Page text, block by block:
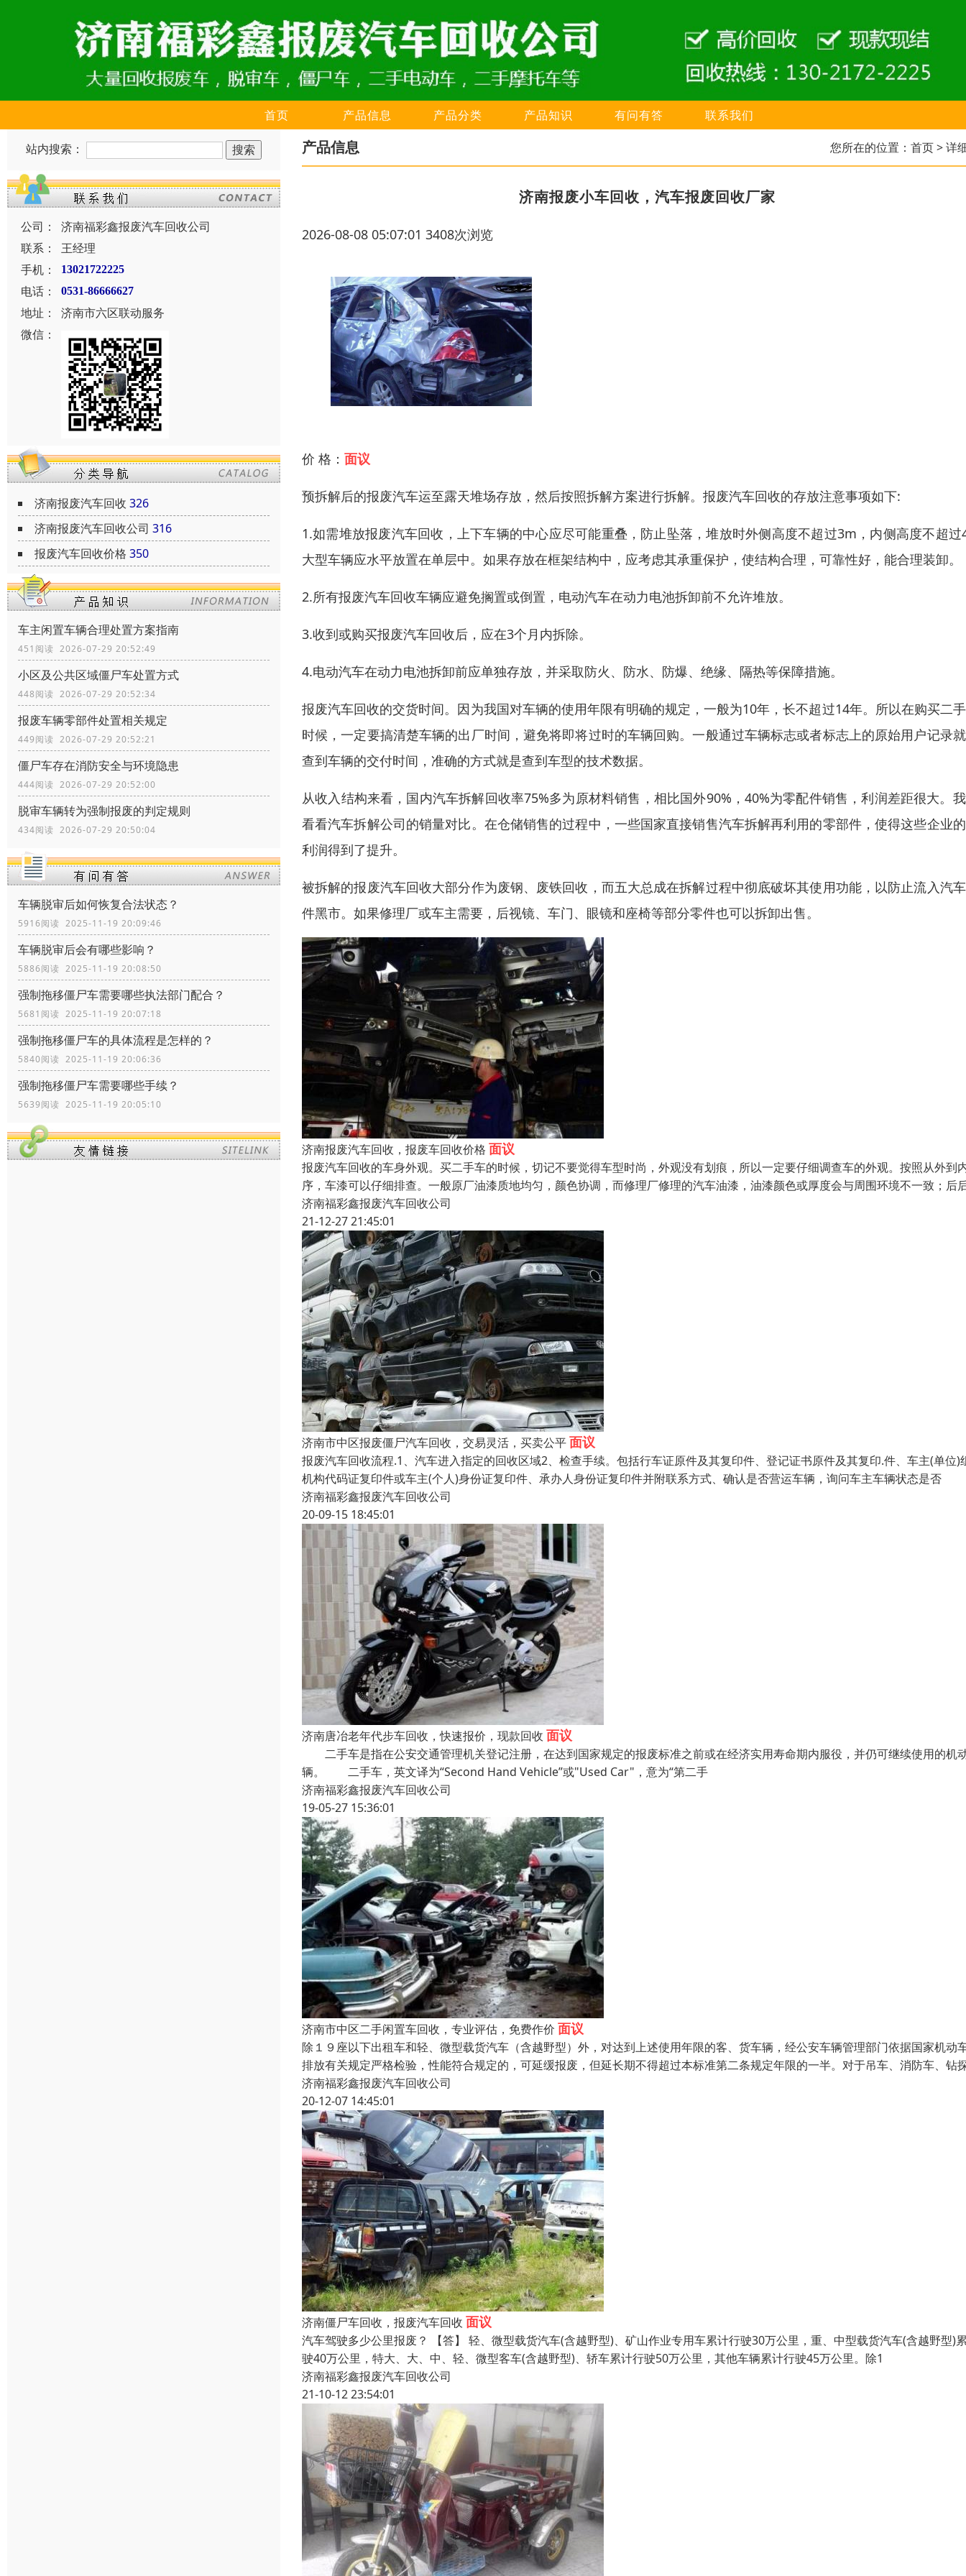
首页 产品信息 产品分类 产品知识 有问有答 联系我们
站内搜索：
公司：
济南福彩鑫报废汽车回收公司
联系：
王经理
手机：
13021722225
电话： 0531-86666627
地址：
济南市六区联动服务
微信：
济南报废汽车回收 326
济南报废汽车回收公司 316
报废汽车回收价格 350
车主闲置车辆合理处置方案指南
451阅读 2026-07-29 20:52:49
小区及公共区域僵尸车处置方式
448阅读 2026-07-29 20:52:34
报废车辆零部件处置相关规定
449阅读 2026-07-29 20:52:21
僵尸车存在消防安全与环境隐患
444阅读 2026-07-29 20:52:00
脱审车辆转为强制报废的判定规则
434阅读 2026-07-29 20:50:04
车辆脱审后如何恢复合法状态？
5916阅读 2025-11-19 20:09:46
车辆脱审后会有哪些影响？
5886阅读 2025-11-19 20:08:50
强制拖移僵尸车需要哪些执法部门配合？
5681阅读 2025-11-19 20:07:18
强制拖移僵尸车的具体流程是怎样的？
5840阅读 2025-11-19 20:06:36
强制拖移僵尸车需要哪些手续？
5639阅读 2025-11-19 20:05:10
产品信息 您所在的位置： 首页> 详
济南报废小车回收，汽车报废回收厂家
2026-08-08 05:07:01 3408次浏览
价 格： 面议
预拆解后的报废汽车运至露天堆场存放，然后按照拆解方案进行拆解。报废汽车回收的存放注意事项如下:
1.如需堆放报废汽车回收，上下车辆的中心应尽可能重叠，防止坠落，堆放时外侧高度不超过3m，内侧高度不超
大型车辆应水平放置在单层中。如果存放在框架结构中，应考虑其承重保护，使结构合理，可靠性好，能合理装卸。
2.所有报废汽车回收车辆应避免搁置或倒置，电动汽车在动力电池拆卸前不允许堆放。
3.收到或购买报废汽车回收后，应在3个月内拆除。
4.电动汽车在动力电池拆卸前应单独存放，并采取防火、防水、防爆、绝缘、隔热等保障措施。
报废汽车回收的交货时间。因为我国对车辆的使用年限有明确的规定，一般为10年，长不超过14年。所以在购买二
时候，一定要搞清楚车辆的出厂时间，避免将即将过时的车辆回购。一般通过车辆标志或者标志上的原始用户记录
查到车辆的交付时间，准确的方式就是查到车型的技术数据。
从收入结构来看，国内汽车拆解回收率75%多为原材料销售，相比国外90%，40%为零配件销售，利润差距很大。
看看汽车拆解公司的销量对比。在仓储销售的过程中，一些国家直接销售汽车拆解再利用的零部件，使得这些企业
利润得到了提升。
被拆解的报废汽车回收大部分作为废钢、废铁回收，而五大总成在拆解过程中彻底破坏其使用功能，以防止流入汽
件黑市。如果修理厂或车主需要，后视镜、车门、眼镜和座椅等部分零件也可以拆卸出售。
济南报废汽车回收，报废车回收价格 面议
报废汽车回收的车身外观。买二手车的时候，切记不要觉得车型时尚，外观没有划痕，所以一定要仔细调查车的外观。按照从外到
序，车漆可以仔细排查。一般原厂油漆质地均匀，颜色协调，而修理厂修理的汽车油漆，油漆颜色或厚度会与周围环境不一致；后
济南福彩鑫报废汽车回收公司
21-12-27 21:45:01
济南市中区报废僵尸汽车回收，交易灵活，买卖公平面议
报废汽车回收流程.1、汽车进入指定的回收区域2、检查手续。包括行车证原件及其复印件、登记证书原件及其复印.件、车主(单位)
机构代码证复印件或车主(个人)身份证复印件、承办人身份证复印件并附联系方式、确认是否营运车辆，询问车主车辆状态是否
济南福彩鑫报废汽车回收公司
20-09-15 18:45:01
济南唐冶老年代步车回收，快速报价，现款回收 面议
二手车是指在公安交通管理机关登记注册，在达到国家规定的报废标准之前或在经济实用寿命期内服役，并仍可继续使用的机
辆。 二手车，英文译为“Second Hand Vehicle”或"Used Car"，意为“第二手
济南福彩鑫报废汽车回收公司
19-05-27 15:36:01
济南市中区二手闲置车回收，专业评估，免费作价 面议
除１９座以下出租车和轻、微型载货汽车（含越野型）外，对达到上述使用年限的客、货车辆，经公安车辆管理部门依据国家机动
排放有关规定严格检验，性能符合规定的，可延缓报废，但延长期不得超过本标准第二条规定年限的一半。对于吊车、消防车、钻
济南福彩鑫报废汽车回收公司
20-12-07 14:45:01
济南僵尸车回收，报废汽车回收 面议
汽车驾驶多少公里报废？ 【答】 轻、微型载货汽车(含越野型)、矿山作业专用车累计行驶30万公里，重、中型载货汽车(含越野型)
驶40万公里，特大、大、中、轻、微型客车(含越野型)、轿车累计行驶50万公里，其他车辆累计行驶45万公里。除1
济南福彩鑫报废汽车回收公司
21-10-12 23:54:01